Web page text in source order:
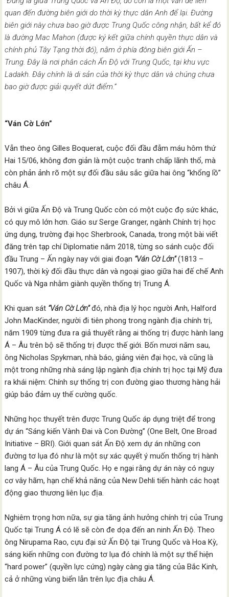
quan đến đường biên giới do thời kỳ thực dân Anh để lại. Đường
biên giới này chưa bao giờ được Trung Quốc công nhận, bất kể đó
là đường Mac Mahon (được ký kết giữa chính quyền thực dân và
chính phủ Tây Tạng thời đó), nằm ở phía đông biên giới Ấn –
Trung. Đây là nơi phân cách Ấn Độ với Trung Quốc, tại khu vực
Ladakh. Đây chính là di sản của thời kỳ thực dân và chúng chưa
bao giờ được giải quyết dứt điểm.”
“Ván Cờ Lớn”
Vẫn theo ông Gilles Boquerat, cuộc đối đầu đẫm máu hôm thứ
Hai 15/06, không đơn giản là một cuộc tranh chấp lãnh thổ, mà
còn phản ảnh rõ một sự đối đầu sâu sắc giữa hai ông “khổng lồ”
châu Á.
Bởi vì giữa Ấn Độ và Trung Quốc còn có một cuộc đọ sức khác,
có quy mô lớn hơn. Giáo sư Serge Granger, ngành Chính trị học
ứng dụng, trường đại học Sherbrook, Canada, trong một bài viết
đăng trên tạp chí Diplomatie năm 2018, từng so sánh cuộc đối
đầu Trung – Ấn ngày nay với giai đoạn “Ván Cờ Lớn”(1813 –
1907), thời kỳ đối đầu thực dân và ngoại giao giữa hai đế chế Anh
Quốc và Nga nhằm giành quyền thống trị Trung Á.
Khi quan sát “Ván Cờ Lớn”đó, nhà địa lý học người Anh, Halford
John MacKinder, người đi tiên phong trong ngành địa chính trị,
năm 1909 từng đưa ra giả thuyết rằng ai thống trị được hành lang
Á – Âu trên bộ sẽ thống trị được thế giới. Bốn mươi năm sau,
ông Nicholas Spykman, nhà báo, giảng viên đại học, và cũng là
một trong những nhà sáng lập ngành địa chính trị học tại Mỹ đưa
ra khái niệm: Chính sự thống trị con đường giao thương hàng hải
giúp bảo đảm uy thế cường quốc.
Những học thuyết trên được Trung Quốc áp dụng triệt để trong
dự án “Sáng kiến Vành Đai và Con Đường” (One Belt, One Broad
Initiative – BRI). Giới quan sát Ấn Độ xem dự án những con
đường tơ lụa đó như là một sự xác quyết ý muốn thống trị hành
lang Á – Âu của Trung Quốc. Họ e ngại rằng dự án này có nguy
cơ vây hãm, hạn chế khả năng của New Dehli tiến hành các hoạt
động giao thương liên lục địa.
Nghiêm trọng hơn nữa, sự gia tăng ảnh hưởng chính trị của Trung
Quốc tại Trung Á có lẽ sẽ còn đe dọa đến an ninh Ấn Độ. Theo
ông Nirupama Rao, cựu đại sứ Ấn Độ tại Trung Quốc và Hoa Kỳ,
sáng kiến những con đường tơ lụa đó chính là một sự thể hiện
“hard power” (quyền lực cứng) ngày càng gia tăng của Bắc Kinh,
cả ở những vùng biển lẫn trên lục địa châu Á.